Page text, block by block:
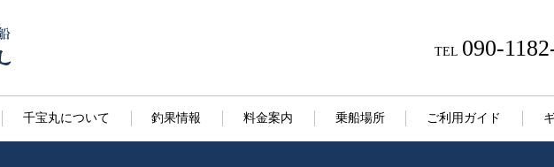
千宝丸について 釣果情報 料金案内 乗船場所 ご利用ガイド
TEL 090-